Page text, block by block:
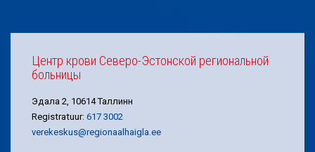
Центр крови Северо-Эстонской региональной
больницы
Эдала 2, 10614 Таллинн
Registratuur: 617 3002
verekeskus@regionaalhaigla.ee